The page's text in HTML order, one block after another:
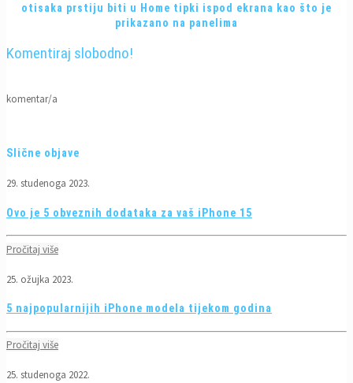
otisaka prstiju biti u Home tipki ispod ekrana kao što je
prikazano na panelima
Komentiraj slobodno!
komentar/a
Slične objave
29. studenoga 2023.
Ovo je 5 obveznih dodataka za vaš iPhone 15
Pročitaj više
25. ožujka 2023.
5 najpopularnijih iPhone modela tijekom godina
Pročitaj više
25. studenoga 2022.